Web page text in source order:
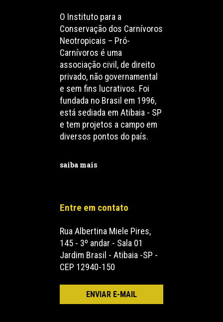
O Instituto para a
Conservação dos Carnívoros
Neotropicais – Pró-
Carnívoros é uma
associação civil, de direito
privado, não governamental
e sem fins lucrativos. Foi
fundada no Brasil em 1996,
está sediada em Atibaia - SP
e tem projetos a campo em
diversos pontos do país.
saiba mais
Entre em contato
Rua Albertina Miele Pires,
145 - 3º andar - Sala 01
Jardim Brasil - Atibaia -SP -
CEP 12940-150